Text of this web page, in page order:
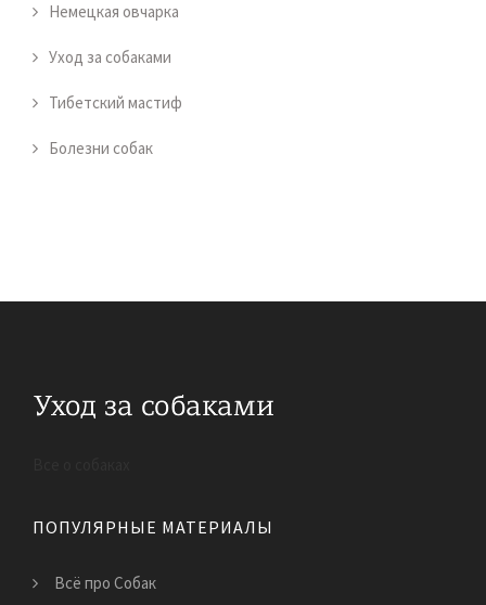
Немецкая овчарка
Уход за собаками
Тибетский мастиф
Болезни собак
ПОПУЛЯРНЫЕ МАТЕРИАЛЫ
Всё про Собак